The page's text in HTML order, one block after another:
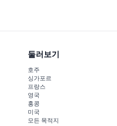
둘러보기
호주
싱가포르
프랑스
영국
홍콩
미국
모든 목적지